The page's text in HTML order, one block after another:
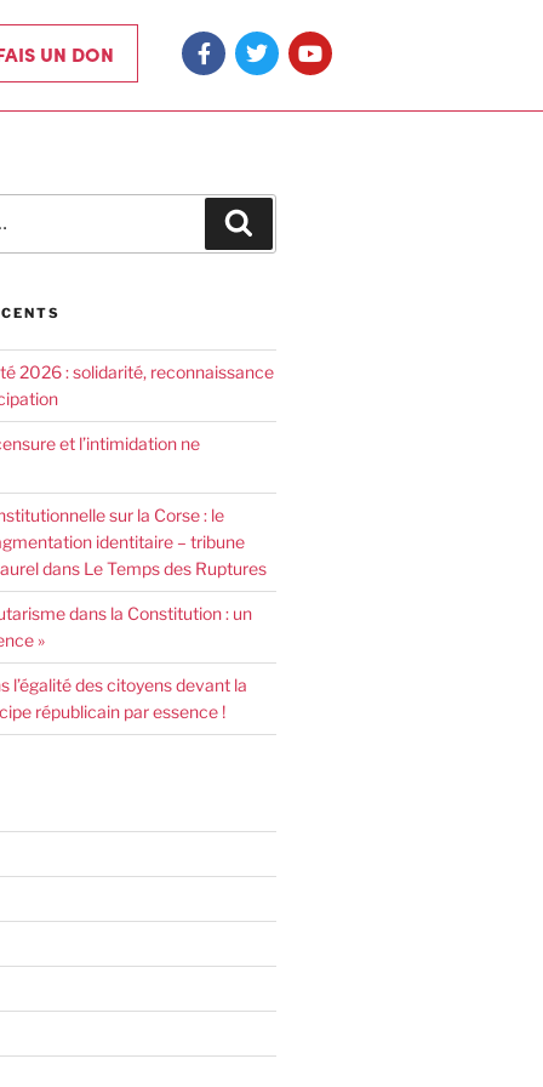
UN DON
2026 : solidarité, reconnaissance
et l’intimidation ne
sur la Corse : le
identitaire – tribune
dans Le Temps des Ruptures
dans la Constitution : un
»
l’égalité des citoyens devant la
républicain par essence !